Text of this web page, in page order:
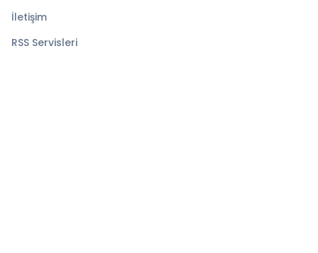
İletişim
RSS Servisleri